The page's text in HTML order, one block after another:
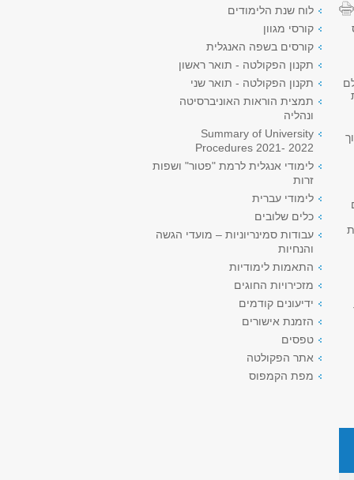
לוח שנת הלימודים
קורסי מגוון
קורסים בשפה האנגלית
תקנון הפקולטה - תואר ראשון
תקנון הפקולטה - תואר שני
תמצית הוראות האוניברסיטה
ונהליה
Summary of University
Procedures 2021- 2022
לימודי אנגלית לרמת "פטור" ושפות
זרות
לימודי עברית
כלים שלובים
עבודות סמינריוניות – מועדי הגשה
והנחיות
התאמות לימודיות
מזכירויות החוגים
ידיעונים קודמים
הזמנת אישורים
טפסים
אתר הפקולטה
מפת הקמפוס